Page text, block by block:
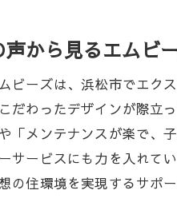
声から見るエムビ
ビーズは、浜松市でエク
だわったデザインが際立
「メンテナンスが楽で、
サービスにも力を入れて
の住環境を実現するサポ